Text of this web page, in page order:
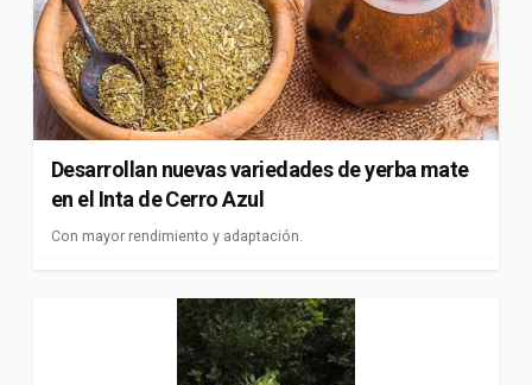
Desarrollan nuevas variedades de yerba mate
en el Inta de Cerro Azul
Con mayor rendimiento y adaptación.